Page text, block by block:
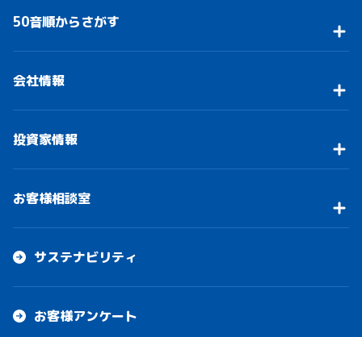
50音順からさがす
会社情報
投資家情報
お客様相談室
サステナビリティ
お客様アンケート